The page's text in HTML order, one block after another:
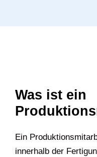
Was ist ein
Ein
innerhalb der